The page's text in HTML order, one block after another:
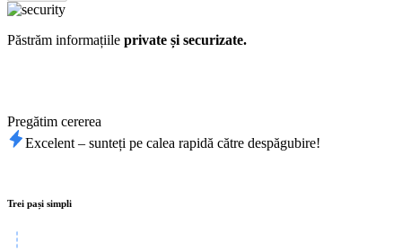
Păstrăm informațiile private și securizate.
Pregătim cererea
Excelent – sunteți pe calea rapidă către despăgubire!
Trei pași simpli